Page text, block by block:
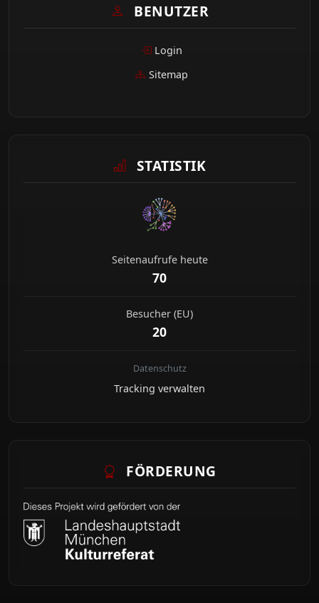
BENUTZER
Login
Sitemap
STATISTIK
Seitenaufrufe heute
70
Besucher (EU)
20
Datenschutz
Tracking verwalten
FÖRDERUNG